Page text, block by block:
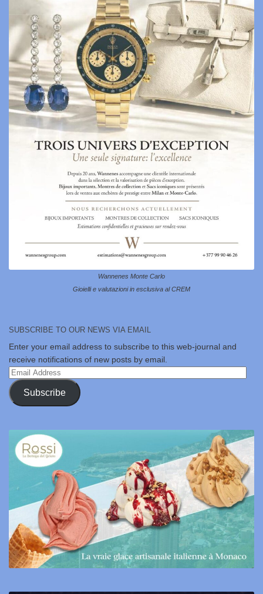
Wannenes Monte Carlo
Gioielli e valutazioni in esclusiva al CREM
SUBSCRIBE TO OUR NEWS VIA EMAIL
Enter your email address to subscribe to this web-journal and
receive notifications of new posts by email.
Email
Address
Subscribe